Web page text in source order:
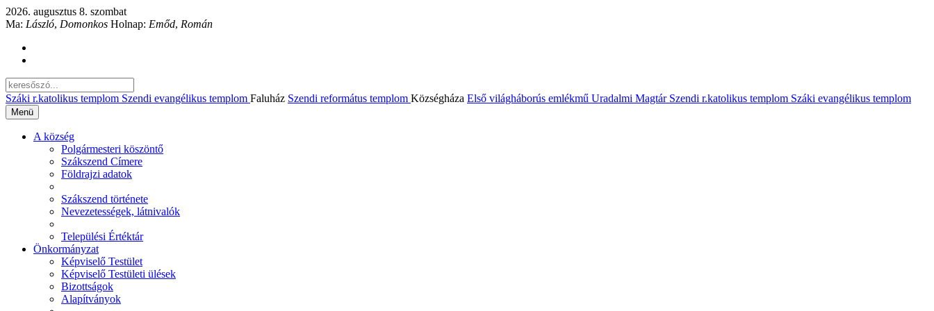
2026. augusztus 8. szombat
Ma: László, Domonkos Holnap: Emőd, Román
Száki r.katolikus templom Szendi evangélikus templom Faluház Szendi református templom Községháza Első világháborús emlékmű Uradalmi Magtár Szendi r.katolikus templom Száki evangélikus templom
Menü
A község
Polgármesteri köszöntő
Szákszend Címere
Földrajzi adatok
Szákszend története
Nevezetességek, látnivalók
Települési Értéktár
Önkormányzat
Képviselő Testület
Képviselő Testületi ülések
Bizottságok
Alapítványok